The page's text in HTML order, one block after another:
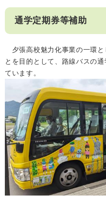
通学定期券等補助
夕張高校魅力化事業の一環と
とを目的として、路線バスの
ています。